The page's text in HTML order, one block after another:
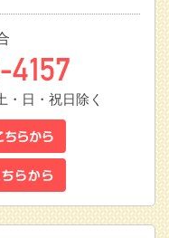
・日・祝日除く